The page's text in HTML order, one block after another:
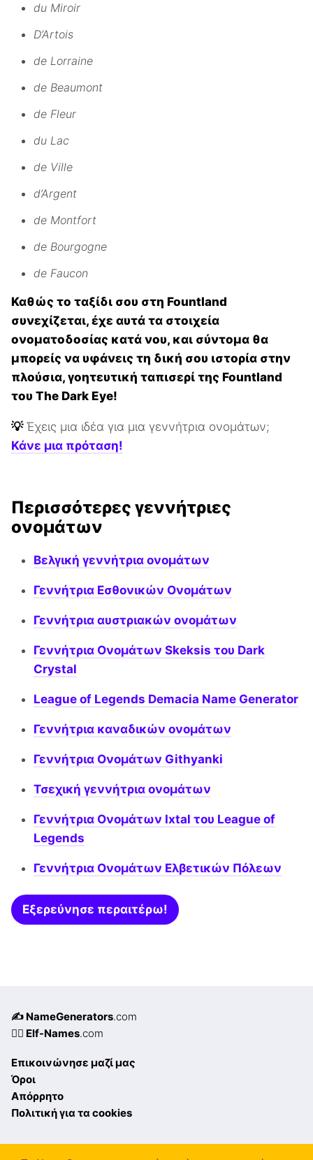
du Miroir
D’Artois
de Lorraine
de Beaumont
de Fleur
du Lac
de Ville
d’Argent
de Montfort
de Bourgogne
de Faucon
Καθώς το ταξίδι σου στη Fountland
συνεχίζεται, έχε αυτά τα στοιχεία
ονοματοδοσίας κατά νου, και σύντομα θα
μπορείς να υφάνεις τη δική σου ιστορία στην
πλούσια, γοητευτική ταπισερί της Fountland
του The Dark Eye!
💡 Έχεις μια ιδέα για μια γεννήτρια ονομάτων;
Κάνε μια πρόταση!
Περισσότερες γεννήτριες
ονομάτων
Βελγική γεννήτρια ονομάτων
Γεννήτρια Εσθονικών Ονομάτων
Γεννήτρια αυστριακών ονομάτων
Γεννήτρια Ονομάτων Skeksis του Dark
Crystal
League of Legends Demacia Name Generator
Γεννήτρια καναδικών ονομάτων
Γεννήτρια Ονομάτων Githyanki
Τσεχική γεννήτρια ονομάτων
Γεννήτρια Ονομάτων Ixtal του League of
Legends
Γεννήτρια Ονομάτων Ελβετικών Πόλεων
Εξερεύνησε περαιτέρω!
✍️ NameGenerators.com
🧝‍♀️ Elf-Names.com
Επικοινώνησε μαζί μας
Όροι
Απόρρητο
Πολιτική για τα cookies